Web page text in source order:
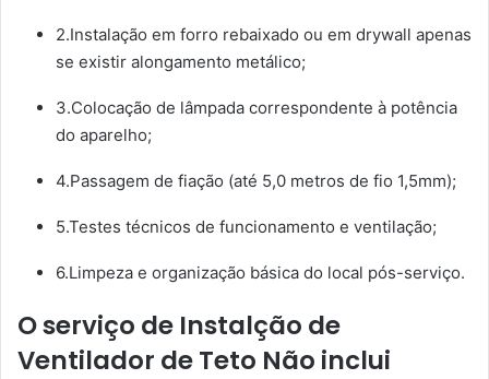
2.Instalação em forro rebaixado ou em drywall apenas
se existir alongamento metálico;
3.Colocação de lâmpada correspondente à potência
do aparelho;
4.Passagem de fiação (até 5,0 metros de fio 1,5mm);
5.Testes técnicos de funcionamento e ventilação;
6.Limpeza e organização básica do local pós-serviço.
O serviço de Instalção de
Ventilador de Teto Não inclui